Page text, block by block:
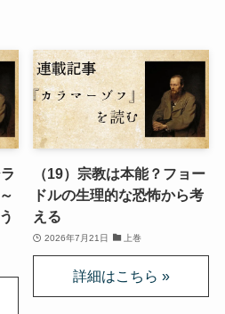
紀行
ンジス川の聖地を訪ねて
ンド中南部の遺跡を訪ねて
ッダゆかりの地を巡る旅
（19）宗教は本能？フョー
ドルの生理的な恐怖から考
える
2026年7月21日 上巻